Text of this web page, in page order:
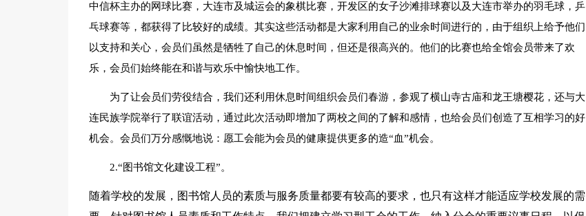
中信杯主办的网球比赛，大连市及城运会的象棋比赛，开发区的女子沙滩排球赛以及大连市举办的羽毛球，乒
乓球赛等，都获得了比较好的成绩。其实这些活动都是大家利用自己的业余时间进行的，由于组织上给予他们
以支持和关心，会员们虽然是牺牲了自己的休息时间，但还是很高兴的。他们的比赛也给全馆会员带来了欢
乐，会员们始终能在和谐与欢乐中愉快地工作。
为了让会员们劳役结合，我们还利用休息时间组织会员们春游，参观了横山寺古庙和龙王塘樱花，还与大
连民族学院举行了联谊活动，通过此次活动即增加了两校之间的了解和感情，也给会员们创造了互相学习的好
机会。会员们万分感慨地说：愿工会能为会员的健康提供更多的造“血”机会。
2.“图书馆文化建设工程”。
随着学校的发展，图书馆人员的素质与服务质量都要有较高的要求，也只有这样才能适应学校发展的需